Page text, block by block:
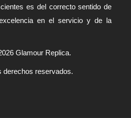
es del correcto sentido de
en el servicio y de la
Glamour Replica.
derechos reservados.